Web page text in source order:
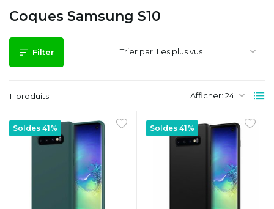
Coques Samsung S10
Filter
11 produits Afficher:
Trier par:
Soldes 41% Soldes 41%